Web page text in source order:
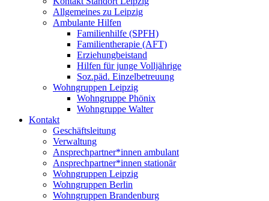
Allgemeines zu Leipzig
Ambulante Hilfen
Familienhilfe (SPFH)
Familientherapie (AFT)
Erziehungbeistand
Hilfen für junge Volljährige
Soz.päd. Einzelbetreuung
Wohngruppen Leipzig
Wohngruppe Phönix
Wohngruppe Walter
Kontakt
Geschäftsleitung
Verwaltung
Ansprechpartner*innen ambulant
Ansprechpartner*innen stationär
Wohngruppen Leipzig
Wohngruppen Berlin
Wohngruppen Brandenburg